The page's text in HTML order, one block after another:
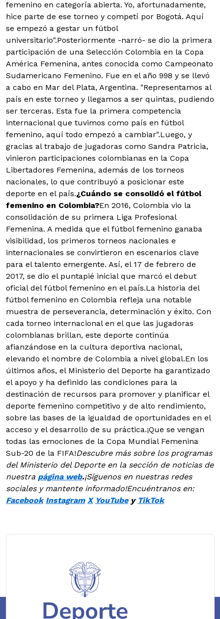
femenino en categoría abierta. Yo, afortunadamente,
hice parte de ese torneo y competí por Bogotá. Aquí
se empezó a gestar un fútbol
universitario".Posteriormente -narró- se dio la primera
participación de una Selección Colombia en la Copa
América Femenina, antes conocida como Campeonato
Sudamericano Femenino. Fue en el año 998 y se llevó
a cabo en Mar del Plata, Argentina. "Representamos al
país en este torneo y llegamos a ser quintas, pudiendo
ser terceras. Esta fue la primera competencia
internacional que tuvimos como país en fútbol
femenino, aquí todo empezó a cambiar".Luego, y
gracias al trabajo de jugadoras como Sandra Patricia,
vinieron participaciones colombianas en la Copa
Libertadores Femenina, además de los torneos
nacionales, lo que contribuyó a posicionar este
deporte en el país.¿Cuándo se consolidó el fútbol
femenino en Colombia?En 2016, Colombia vio la
consolidación de su primera Liga Profesional
Femenina. A medida que el fútbol femenino ganaba
visibilidad, los primeros torneos nacionales e
internacionales se convirtieron en escenarios clave
para el talento emergente. Así, el 17 de febrero de
2017, se dio el puntapié inicial que marcó el debut
oficial del fútbol femenino en el país.La historia del
fútbol femenino en Colombia refleja una notable
muestra de perseverancia, determinación y éxito. Con
cada torneo internacional en el que las jugadoras
colombianas brillan, este deporte continúa
afianzándose en la cultura deportiva nacional,
elevando el nombre de Colombia a nivel global.En los
últimos años, el Ministerio del Deporte ha garantizado
el apoyo y ha definido las condiciones para la
destinación de recursos para promover y planificar el
deporte femenino competitivo y de alto rendimiento,
sobre las bases de la igualdad de oportunidades en el
acceso y el desarrollo de su práctica.¡Que se vengan
todas las emociones de la Copa Mundial Femenina
Sub-20 de la FIFA!Descubre más sobre los programas
del Ministerio del Deporte en la sección de noticias de
nuestra página web.¡Síguenos en nuestras redes
sociales y mantente informado!Encuéntranos en:
Facebook Instagram X YouTubey TikTok